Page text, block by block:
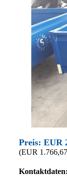
Preis: EUR
(EUR 1.766,67
Kontaktdaten: